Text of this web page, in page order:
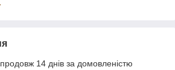
14 днів за домовленістю